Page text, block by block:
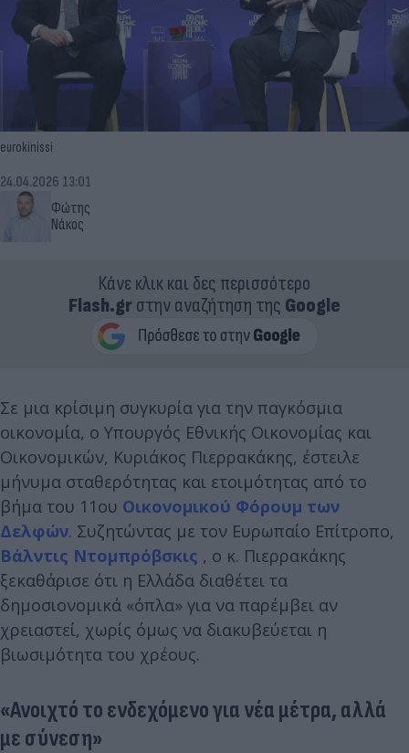
eurokinissi
Φώτης
Νάκος
24.04.2026 13:01
Κάνε κλικ και δες περισσότερο
Flash.grστην αναζήτηση της Google
Σε μια κρίσιμη συγκυρία για την παγκόσμια
οικονομία, ο Υπουργός Εθνικής Οικονομίας και
Οικονομικών, Κυριάκος Πιερρακάκης, έστειλε
μήνυμα σταθερότητας και ετοιμότητας από το
βήμα του 11ου Οικονομικού Φόρουμ των
Δελφών. Συζητώντας με τον Ευρωπαίο Επίτροπο,
Βάλντις Ντομπρόβσκις , ο κ. Πιερρακάκης
ξεκαθάρισε ότι η Ελλάδα διαθέτει τα
δημοσιονομικά «όπλα» για να παρέμβει αν
χρειαστεί, χωρίς όμως να διακυβεύεται η
βιωσιμότητα του χρέους.
«Ανοιχτό το ενδεχόμενο για νέα μέτρα, αλλά
με σύνεση»